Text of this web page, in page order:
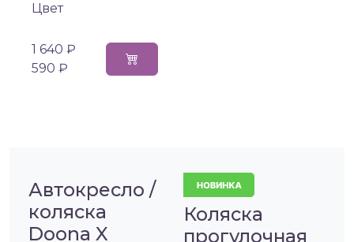
Цвет
1 640 ₽
590 ₽
Автокресло /
коляска
Doona X
Коляска
прогулочная